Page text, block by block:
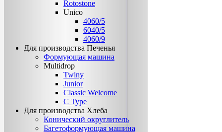
Rotostone
Unico
4060/5
6040/5
4060/9
Для производства Печенья
Формующая машина
Multidrop
Twiny
Junior
Classic Welcome
C Type
Для производства Хлеба
Конический округлитель
Багетоформующая машина